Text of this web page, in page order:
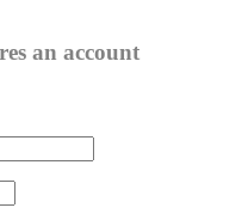
219
an account